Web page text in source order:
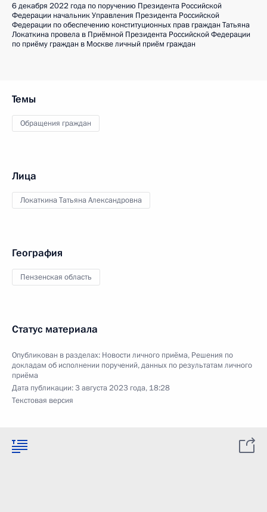
6 декабря 2022 года по поручению Президента Российской
Федерации начальник Управления Президента Российской
Федерации по обеспечению конституционных прав граждан Татьяна
Локаткина провела в Приёмной Президента Российской Федерации
по приёму граждан в Москве личный приём граждан
Темы
Обращения граждан
Лица
Локаткина Татьяна Александровна
География
Пензенская область
Статус материала
Опубликован в разделах: Новости личного приёма, Решения по
докладам об исполнении поручений, данных по результатам личного
приёма
Дата публикации:3 августа 2023 года, 18:28
Текстовая версия